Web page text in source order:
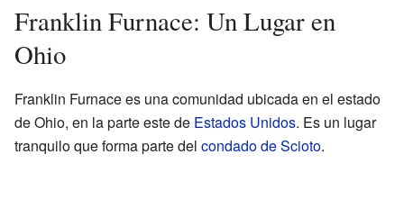
Franklin Furnace: Un Lugar en
Ohio
Franklin Furnace es una comunidad ubicada en el estado
de Ohio, en la parte este de Estados Unidos. Es un lugar
tranquilo que forma parte del condado de Scioto.